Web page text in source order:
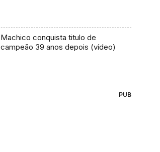
Machico conquista titulo de
campeão 39 anos depois (vídeo)
PUB